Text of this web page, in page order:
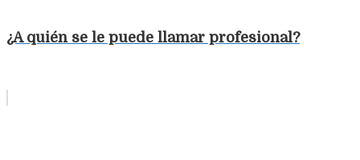
¿A quién se le puede llamar profesional?